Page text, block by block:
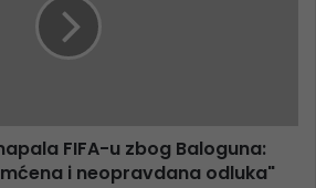
FIFA-u zbog Baloguna:
i neopravdana odluka"